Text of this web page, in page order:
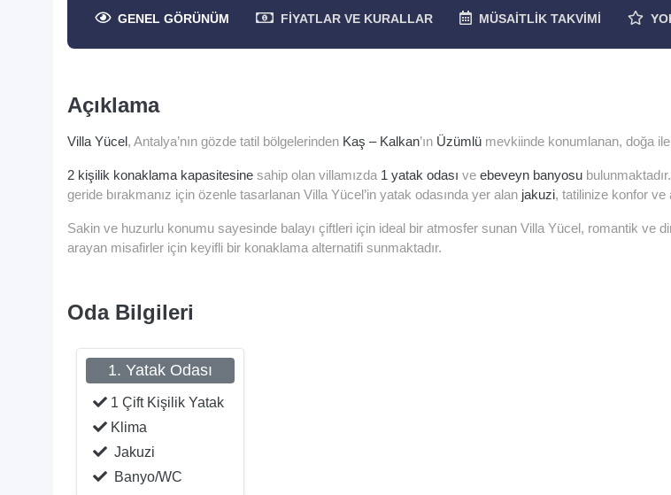
GENEL GÖRÜNÜM FIYATLAR VE KURALLAR MÜSAITLIK TAKVIMI
Açıklama
Villa Yücel, Antalya’nın gözde tatil bölgelerinden Kaş – Kalkan’ın Üzümlü mevkiinde konumlanan, doğa
2 kişilik konaklama kapasitesine sahip olan villamızda 1 yatak odası ve ebeveyn banyosu
geride bırakmanız için özenle tasarlanan Villa Yücel’in yatak odasında yer alan jakuzi, tatilinize konfor ve
Sakin ve huzurlu konumu sayesinde balayı çiftleri için ideal bir atmosfer sunan Villa Yücel, romantik ve
arayan misafirler için keyifli bir konaklama alternatifi sunmaktadır.
Oda Bilgileri
1. Yatak Odası
1 Çift Kişilik Yatak
Klima
Jakuzi
Banyo/WC